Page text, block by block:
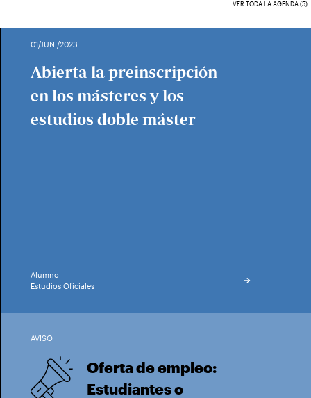
VER TODA LA AGENDA (5)
01/JUN./2023
Abierta la preinscripción
en los másteres y los
estudios doble máster
Alumno
Estudios Oficiales
AVISO
Oferta de empleo:
Estudiantes o